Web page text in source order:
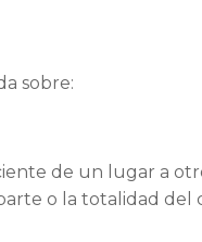
sobre:
de un lugar a
o la totalidad